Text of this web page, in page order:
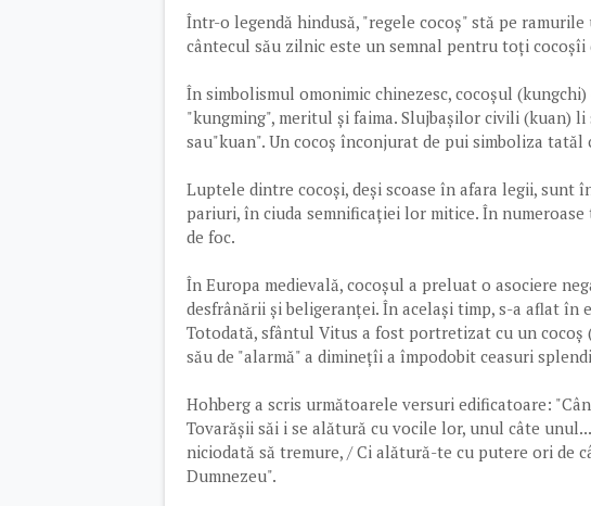
Într-o legendă hindusă, "regele cocoș" stă pe
cântecul său zilnic este un semnal pentru toți cocoșîi
În simbolismul omonimic chinezesc, cocoșul
"kungming", meritul și faima. Slujbașilor civili (kuan) li
sau"kuan". Un cocoș înconjurat de pui simboliza tatăl
Luptele dintre cocoși, deși scoase în afara legii, sunt
pariuri, în ciuda semnificației lor mitice. În
de foc.
În Europa medievală, cocoșul a preluat o asociere
desfrânării și beligeranței. În același timp, s-a aflat în
Totodată, sfântul Vitus a fost portretizat cu un
său de "alarmă" a diminețîi a împodobit ceasuri
Hohberg a scris următoarele versuri edificatoare:
Tovarășii săi i se alătură cu vocile lor, unul câte
niciodată să tremure, / Ci alătură-te cu putere ori de
Dumnezeu".